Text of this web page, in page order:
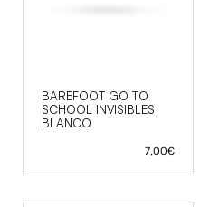
BAREFOOT GO TO
SCHOOL INVISIBLES
BLANCO
7,00€